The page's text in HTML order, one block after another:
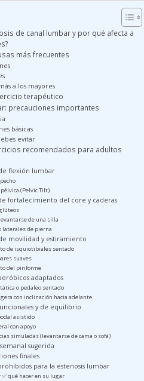
de canal lumbar y por qué afecta a
más frecuentes
a los mayores
terapéutico
precauciones importantes
básicas
evitar
recomendados para adultos
de flexión lumbar
(Pelvic Tilt)
fortalecimiento del core y caderas
de una silla
laterales de pierna
de movilidad y estiramiento
de isquiotibiales sentado
suaves
del piriforme
adaptados
o pedaleo sentado
con inclinación hacia adelante
y de equilibrio
asistido
con apoyo
simuladas (levantarse de cama o sofá)
sugerida
finales
para la estenosis lumbar
✅ qué hacer en su lugar